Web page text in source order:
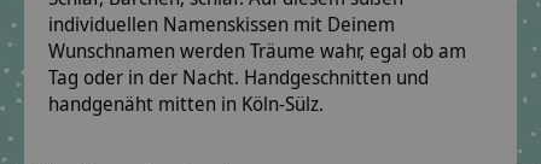
individuellen Namenskissen mit Deinem
Wunschnamen werden Träume wahr, egal ob am
Tag oder in der Nacht. Handgeschnitten und
handgenäht mitten in Köln-Sülz.